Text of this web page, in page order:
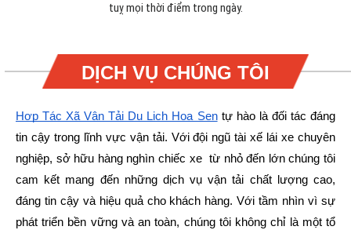
tuỵ mọi thời điểm trong ngày.
DỊCH VỤ CHÚNG TÔI
Hợp Tác Xã Vận Tải Du Lịch Hoa Sentự hào là đối tác đáng
tin cậy trong lĩnh vực vận tải. Với đội ngũ tài xế lái xe chuyên
nghiệp, sở hữu hàng nghìn chiếc xe từ nhỏ đến lớn chúng tôi
cam kết mang đến những dịch vụ vận tải chất lượng cao,
đáng tin cậy và hiệu quả cho khách hàng. Với tầm nhìn vì sự
phát triển bền vững và an toàn, chúng tôi không chỉ là một tổ